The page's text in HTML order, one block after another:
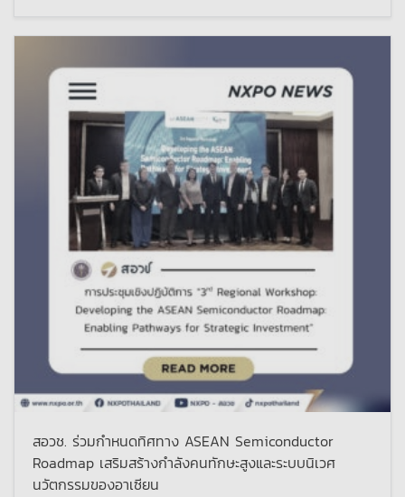
สอวช. ร่วมกำหนดทิศทาง ASEAN Semiconductor
Roadmap เสริมสร้างกำลังคนทักษะสูงและระบบนิเวศ
นวัตกรรมของอาเซียน